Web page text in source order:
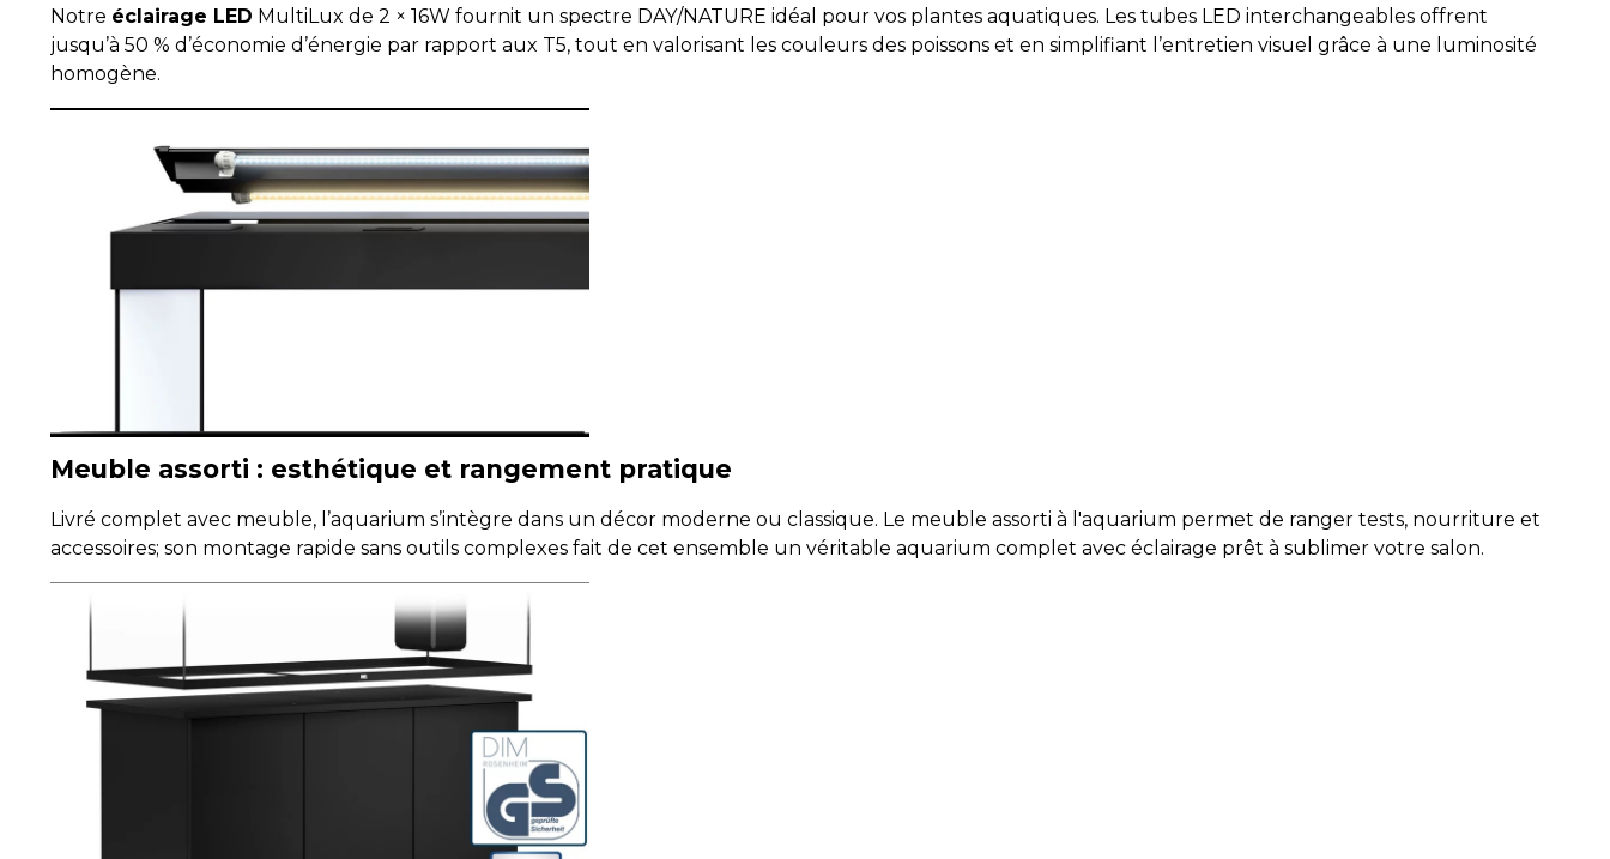
Notre éclairage LED MultiLux de 2 × 16W fournit un spectre DAY/NATURE idéal pour vos plantes aquatiques. Les tubes LED interchangeables offrent
jusqu’à 50 % d’économie d’énergie par rapport aux T5, tout en valorisant les couleurs des poissons et en simplifiant l’entretien visuel grâce à une luminosité
homogène.
Meuble assorti : esthétique et rangement pratique
Livré complet avec meuble, l’aquarium s’intègre dans un décor moderne ou classique. Le meuble assorti à l'aquarium permet de ranger tests, nourriture et
accessoires; son montage rapide sans outils complexes fait de cet ensemble un véritable aquarium complet avec éclairage prêt à sublimer votre salon.